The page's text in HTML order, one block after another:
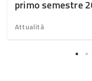
primo semestre
Attualità